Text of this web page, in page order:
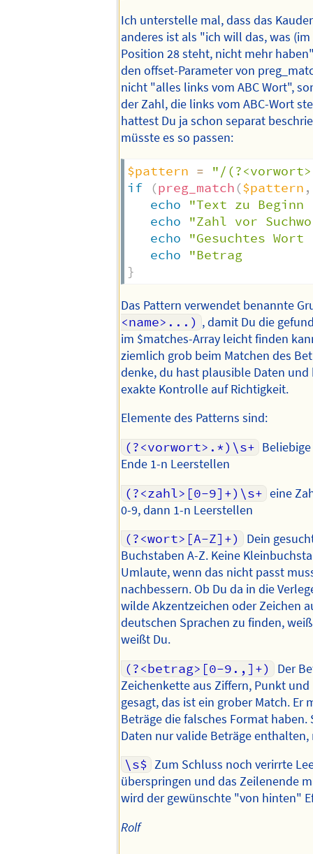
Ich unterstelle mal, dass das
anderes ist als "ich will das, was
Position 28 steht, nicht mehr
den offset-Parameter von
nicht "alles links vom ABC Wort",
der Zahl, die links vom ABC-Wort
hattest Du ja schon separat
müsste es so passen:
$pattern =
"/
if
(preg_match ($pattern ,
echo
"Text zu
echo
"Zahl vor
echo
"Gesuchtes
echo
"Betrag
}
Das Pattern verwendet benannte
<name>...) , damit Du die
im $matches-Array leicht finden
ziemlich grob beim Matchen des
denke, du hast plausible Daten und
exakte Kontrolle auf Richtigkeit.
Elemente des Patterns sind:
(?<vorwort>.*)\s+
Ende 1-n Leerstellen
(?<zahl>[0-9]+)\s+ eine
0-9, dann 1-n Leerstellen
(?<wort>[A-Z]+)
Dein
Buchstaben A-Z. Keine
Umlaute, wenn das nicht passt
nachbessern. Ob Du da in die
wilde Akzentzeichen oder Zeichen
deutschen Sprachen zu finden,
weißt Du.
(?<betrag>[0-9.,]+)
Der
Zeichenkette aus Ziffern, Punkt und
gesagt, das ist ein grober Match. Er
Beträge die falsches Format haben.
Daten nur valide Beträge enthalten,
\s$ Zum Schluss noch verirrte
überspringen und das Zeilenende
wird der gewünschte "von hinten"
Rolf